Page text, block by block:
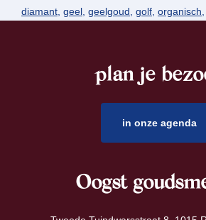
diamant, geel, geelgoud, golf, organisch,
plan je
in onze agenda
Oogst